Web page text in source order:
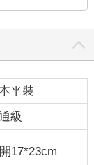
平裝
級
17*23cm